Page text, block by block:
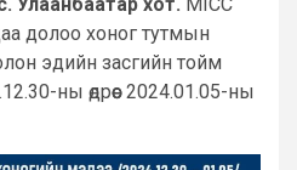
долоо хоног тутмын
эдийн засгийн тойм
ны өдрөөс 2024.01.05-ны